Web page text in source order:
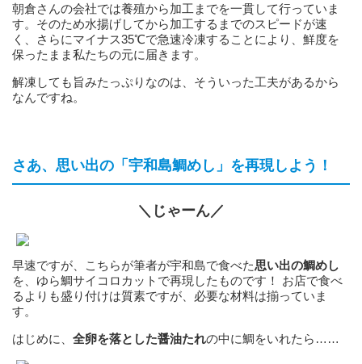
朝倉さんの会社では養殖から加工までを一貫して行っていま
す。そのため水揚げしてから加工するまでのスピードが速
く、さらにマイナス35℃で急速冷凍することにより、鮮度を
保ったまま私たちの元に届きます。
解凍しても旨みたっぷりなのは、そういった工夫があるから
なんですね。
さあ、思い出の「宇和島鯛めし」を再現しよう！
＼じゃーん／
早速ですが、こちらが筆者が宇和島で食べた思い出の鯛めし
を、ゆら鯛サイコロカットで再現したものです！ お店で食べ
るよりも盛り付けは質素ですが、必要な材料は揃っていま
す。
はじめに、 全卵を落とした醤油たれの中に鯛をいれたら……